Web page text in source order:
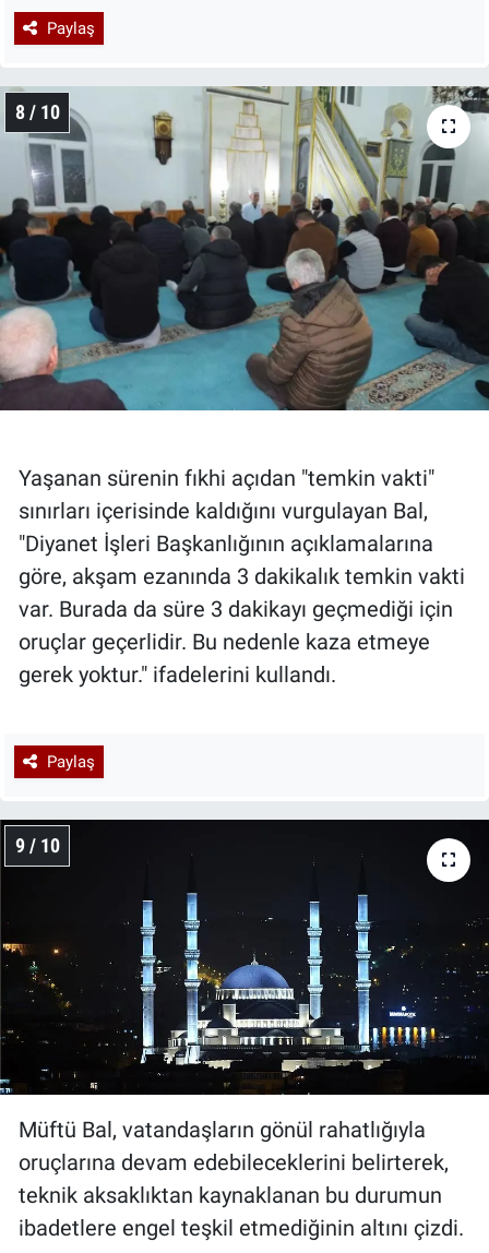
Paylaş
8 / 10
Yaşanan sürenin fıkhi açıdan "temkin vakti"
sınırları içerisinde kaldığını vurgulayan Bal,
"Diyanet İşleri Başkanlığının açıklamalarına
göre, akşam ezanında 3 dakikalık temkin vakti
var. Burada da süre 3 dakikayı geçmediği için
oruçlar geçerlidir. Bu nedenle kaza etmeye
gerek yoktur." ifadelerini kullandı.
Paylaş
9 / 10
Müftü Bal, vatandaşların gönül rahatlığıyla
oruçlarına devam edebileceklerini belirterek,
teknik aksaklıktan kaynaklanan bu durumun
ibadetlere engel teşkil etmediğinin altını çizdi.